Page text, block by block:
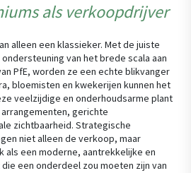
als verkoopdrijver
alleen een klassieker. Met de juiste
van het brede scala aan
PfE, worden ze een echte blikvanger
bloemisten en kwekerijen kunnen het
veelzijdige en onderhoudsarme plant
gerichte
zichtbaarheid. Strategische
niet alleen de verkoop, maar
als een moderne, aantrekkelijke en
een onderdeel zou moeten zijn van